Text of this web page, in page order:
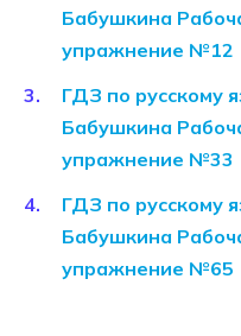
Бабушкина
упражнение №12
ГДЗ по русскому
Бабушкина
упражнение №33
ГДЗ по русскому
Бабушкина
упражнение №65